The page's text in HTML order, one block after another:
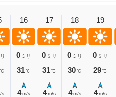
℃
s
16
0 ミリ
31℃
4 m/s
17
0 ミリ
31℃
4 m/s
18
0 ミリ
30℃
4 m/s
19
0 ミリ
29℃
4 m/s